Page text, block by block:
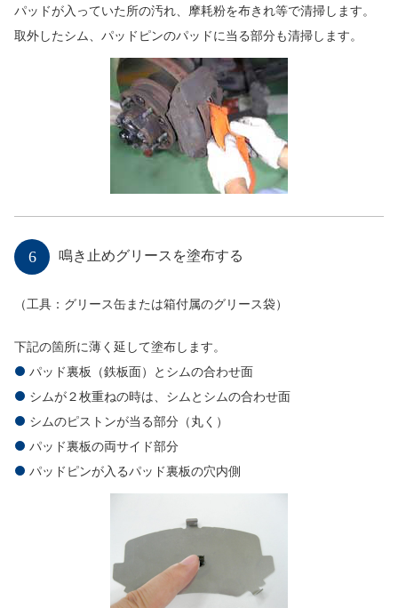
パッドが入っていた所の汚れ、摩耗粉を布きれ等で清掃します。
取外したシム、パッドピンのパッドに当る部分も清掃します。
6 鳴き止めグリースを塗布する
（工具：グリース缶または箱付属のグリース袋）
下記の箇所に薄く延して塗布します。
パッド裏板（鉄板面）とシムの合わせ面
シムが２枚重ねの時は、シムとシムの合わせ面
シムのピストンが当る部分（丸く）
パッド裏板の両サイド部分
パッドピンが入るパッド裏板の穴内側